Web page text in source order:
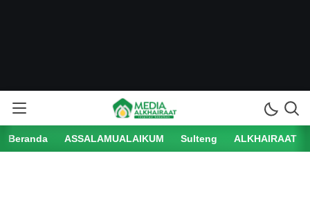
Beranda ASSALAMUALAIKUM Sulteng ALKHAIRAAT